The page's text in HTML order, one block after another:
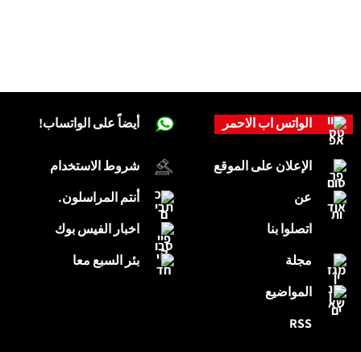
أيضاً على الواتساب!
شروط الاستخدام
أنتم المراسلون.
اخبار الفيس بوك
بئر السبع معا
الواتس اب الاحمر
الإعلان على الموقع
عن
اتصلوا بنا
مجلة
المواضيع
RSS